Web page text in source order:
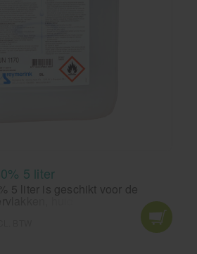
5 liter
5 liter is geschikt voor de
huid en instrumentaria.
is een effectief